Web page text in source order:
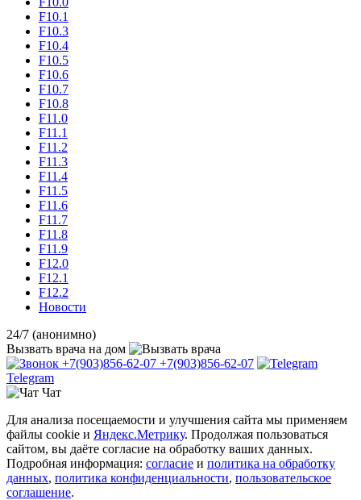
F10.1
F10.3
F10.4
F10.5
F10.6
F10.7
F10.8
F11.0
F11.1
F11.2
F11.3
F11.4
F11.5
F11.6
F11.7
F11.8
F11.9
F12.0
F12.1
F12.2
Новости
24/7 (анонимно)
Вызвать врача на дом
+7(903)856-62-07 +7(903)856-62-07
Telegram
Чат
Для анализа посещаемости и улучшения сайта мы применяем
файлы cookie и Яндекс.Метрику. Продолжая пользоваться
сайтом, вы даёте согласие на обработку ваших данных.
Подробная информация: согласие и политика на обработку
данных, политика конфиденциальности, пользовательское
соглашение.